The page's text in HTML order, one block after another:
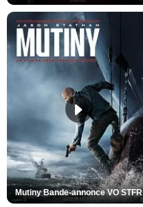
Mutiny Bande-annonce VO STFR